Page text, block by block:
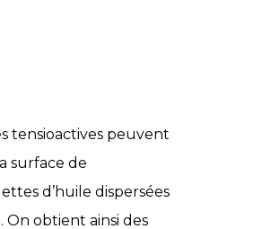
tensioactives peuvent
surface de
d’huile dispersées
On obtient ainsi des